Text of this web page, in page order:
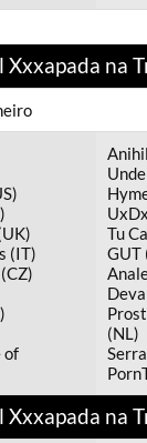
Xxxapada na
(IT)
of
Tu
GUT
(NL)
Xxxapada na